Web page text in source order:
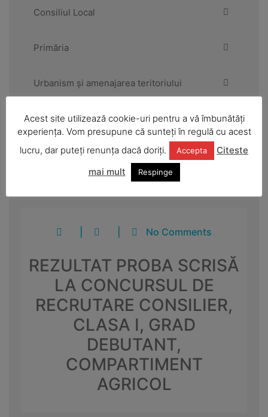
Consiliul Local
Primăria
Urbanism și amenajarea teritoriului
Anunțuri și informări publice
Strategii și dezvoltare
No Comments
REZULTAT PROBA SCRISĂ
LA CONCURSUL DE
RECRUTARE CONSILIER,
CLASA I, GRAD
DEBUTANT,
COMPARTIMENT
AGRICOL
Acest site utilizează cookie-uri pentru a vă îmbunătăți
experiența. Vom presupune că sunteți în regulă cu acest
lucru, dar puteți renunța dacă doriți.
Accepta
Citeste
mai mult
Respinge